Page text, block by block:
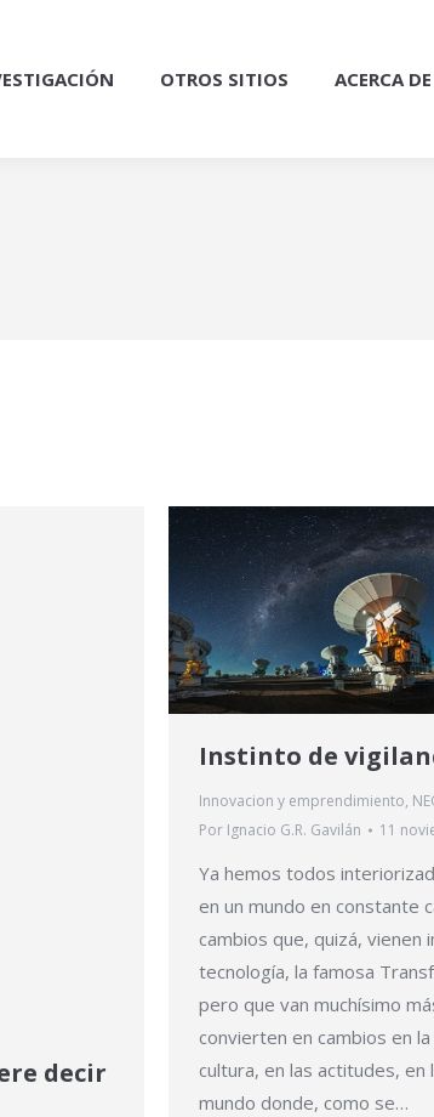
OTROS SITIOS ACERCA DE
decir
Instinto de
Innovacion y emprendimiento,
Por Ignacio G.R. Gavilán 11
Ya hemos todos
en un mundo en constante
cambios que, quizá, vienen
tecnología, la famosa
pero que van muchísimo
convierten en cambios en
cultura, en las actitudes, en
mundo donde, como se…